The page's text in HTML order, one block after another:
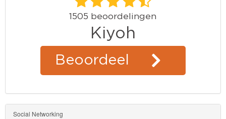
Kinderkamer
Social Networking